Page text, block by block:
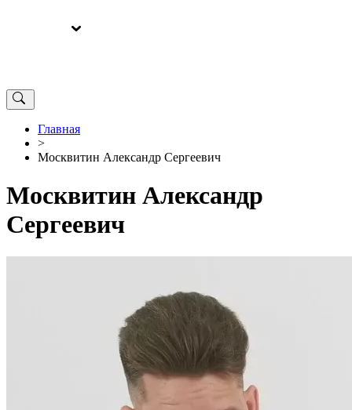
Главная
>
Москвитин Александр Сергеевич
Москвитин Александр
Сергеевич